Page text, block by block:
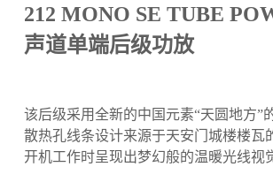
212 MONO SE TUBE
声道单端后级功放
该后级采用全新的中国元素“天圆地方”
散热孔线条设计来源于天安门城楼楼瓦
开机工作时呈现出梦幻般的温暖光线视